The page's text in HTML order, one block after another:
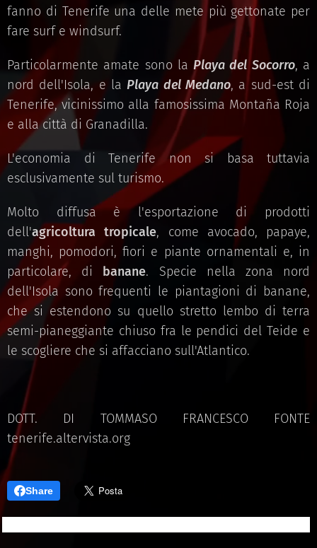
fanno di Tenerife una delle mete più gettonate per
fare surf e windsurf.
Particolarmente amate sono laPlaya del Socorro, a
nord dell'Isola, e laPlaya del Medano, a sud-est di
Tenerife, vicinissimo alla famosissima Montaña Roja
e alla città di Granadilla.
L'economia di Tenerife non si basa tuttavia
esclusivamente sul turismo.
Molto diffusa è l'esportazione di prodotti
dell'agricoltura tropicale, come avocado, papaye,
manghi, pomodori, fiori e piante ornamentali e, in
particolare, di banane. Specie nella zona nord
dell'Isola sono frequenti le piantagioni di banane,
che si estendono su quello stretto lembo di terra
semi-pianeggiante chiuso fra le pendici del Teide e
le scogliere che si affacciano sull'Atlantico.
DOTT. DI TOMMASO FRANCESCO FONTE
tenerife.altervista.org
Share